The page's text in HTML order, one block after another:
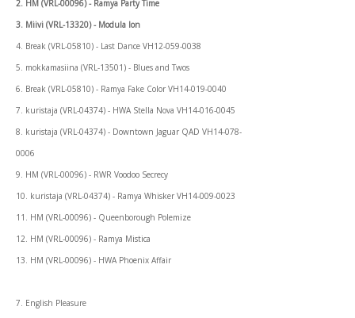
2. HM (VRL-00096) - Ramya Party Time
3. Miivi (VRL-13320) - Modula Ion
4. Break (VRL-05810) - Last Dance VH12-059-0038
5. mokkamasiina (VRL-13501) - Blues and Twos
6. Break (VRL-05810) - Ramya Fake Color VH14-019-0040
7. kuristaja (VRL-04374) - HWA Stella Nova VH14-016-0045
8. kuristaja (VRL-04374) - Downtown Jaguar QAD VH14-078-
0006
9. HM (VRL-00096) - RWR Voodoo Secrecy
10. kuristaja (VRL-04374) - Ramya Whisker VH14-009-0023
11. HM (VRL-00096) - Queenborough Polemize
12. HM (VRL-00096) - Ramya Mistica
13. HM (VRL-00096) - HWA Phoenix Affair
7. English Pleasure